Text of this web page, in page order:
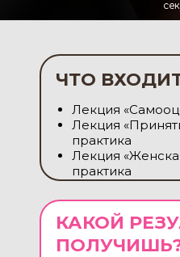
КАКОЙ
Лекция
Лекция
практика
Лекция
практика
ЧТО